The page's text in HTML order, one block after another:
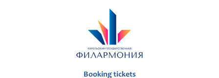
Booking tickets